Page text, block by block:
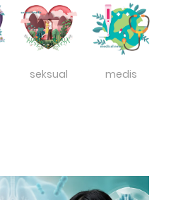
seksual medis